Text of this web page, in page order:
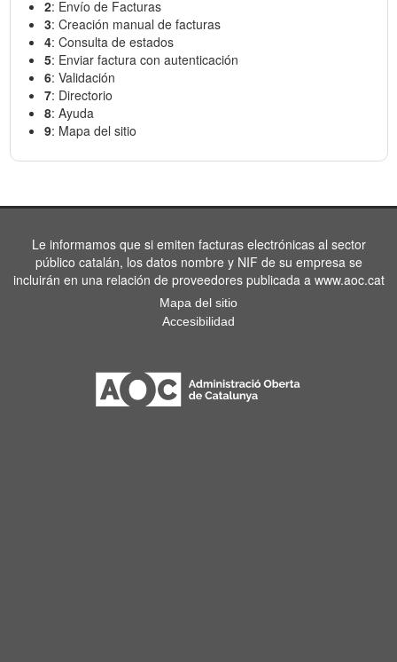
2: Envío de Facturas
3: Creación manual de facturas
4: Consulta de estados
5: Enviar factura con autenticación
6: Validación
7: Directorio
8: Ayuda
9: Mapa del sitio
Le informamos que si emiten facturas electrónicas al sector
público catalán, los datos nombre y NIF de su empresa se
incluirán en una relación de proveedores publicada a www.aoc.cat
Mapa del sitio
Accesibilidad